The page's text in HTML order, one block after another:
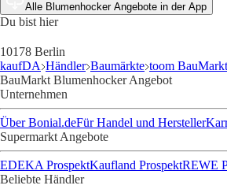
Alle Blumenhocker Angebote in der App
Du bist hier
10178 Berlin
kaufDA Händler Baumärkte toom BauMarkt
BauMarkt Blumenhocker Angebot
Unternehmen
Über Bonial.deFür Handel und Hersteller
Supermarkt Angebote
EDEKA ProspektKaufland ProspektREWE
Beliebte Händler